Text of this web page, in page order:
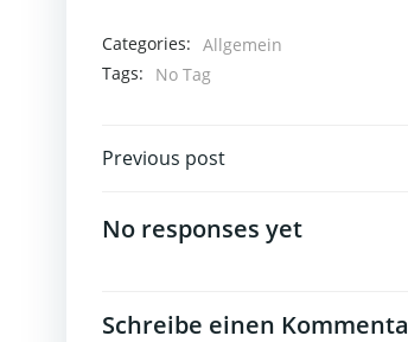
Categories: Allgemein
Tags:
No Tag
Post
navigation
Previous post
No responses yet
Schreibe einen